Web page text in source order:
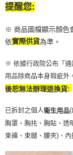
提醒您:
※ 商品圖檔顯示顏色
依實際供貨為準。
※ 依據行政院公布「通
用品除商品本身瑕疵外
後恕無法辦理退換貨:
已拆封之個人衛生用品(
胸罩、胸扥、胸貼、透
束褲、束腿、腰夾) 、